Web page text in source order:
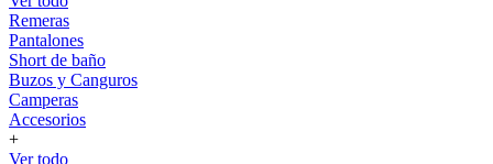
Remeras
Pantalones
Short de baño
Buzos y Canguros
Camperas
Accesorios
+
Ver todo